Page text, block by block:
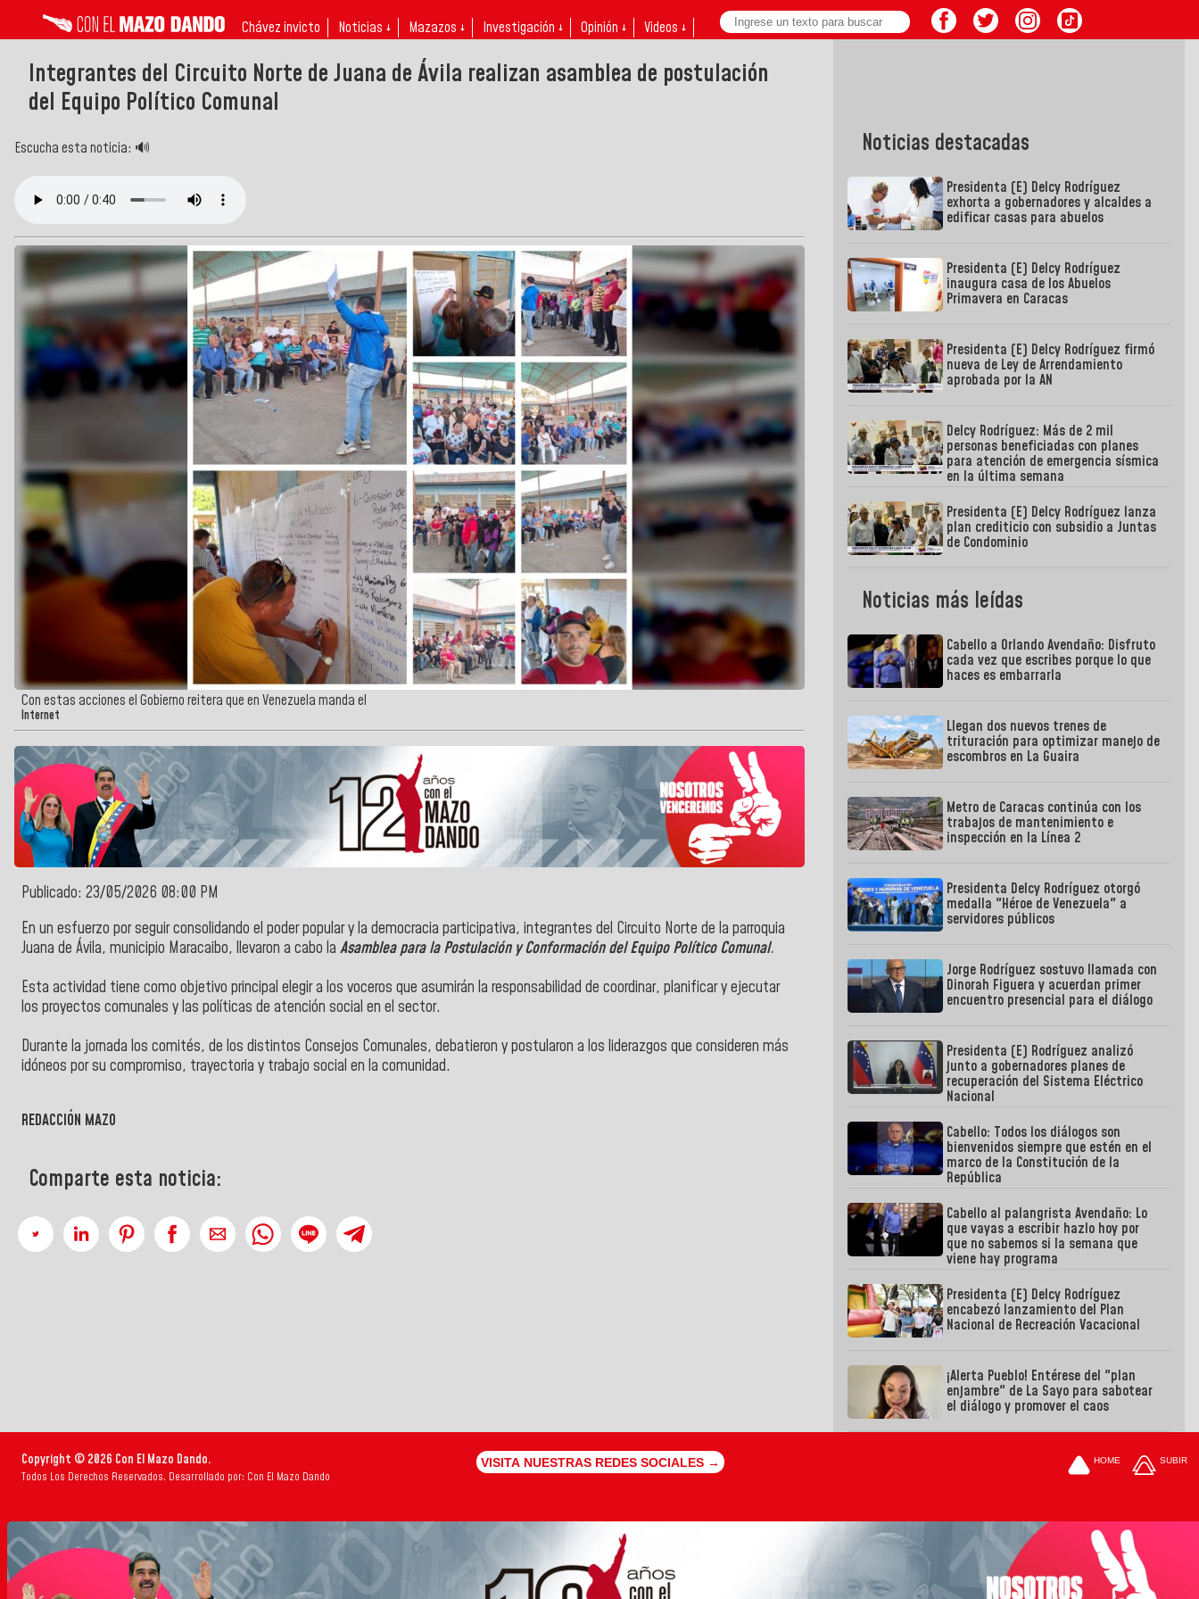
Chávez invicto Noticias ↓ Mazazos ↓ Investigación ↓ Opinión ↓ Videos ↓
Integrantes del Circuito Norte de Juana de Ávila realizan asamblea de postulación
del Equipo Político Comunal
Escucha esta noticia: 🔊
Con estas acciones el Gobierno reitera que en Venezuela manda el
Internet
Publicado: 23/05/2026 08:00 PM
En un esfuerzo por seguir consolidando el poder popular y la democracia participativa, integrantes del Circuito Norte de la parroquia
Juana de Ávila, municipio Maracaibo, llevaron a cabo la Asamblea para la Postulación y Conformación del Equipo Político Comunal.
​Esta actividad tiene como objetivo principal elegir a los voceros que asumirán la responsabilidad de coordinar, planificar y ejecutar
los proyectos comunales y las políticas de atención social en el sector.
​Durante la jornada los comités, de los distintos Consejos Comunales, debatieron y postularon a los liderazgos que consideren más
idóneos por su compromiso, trayectoria y trabajo social en la comunidad.
REDACCIÓN MAZO
Comparte esta noticia:
Noticias destacadas
Presidenta (E) Delcy Rodríguez
exhorta a gobernadores y alcaldes a
edificar casas para abuelos
Presidenta (E) Delcy Rodríguez
inaugura casa de los Abuelos
Primavera en Caracas
Presidenta (E) Delcy Rodríguez firmó
nueva de Ley de Arrendamiento
aprobada por la AN
Delcy Rodríguez: Más de 2 mil
personas beneficiadas con planes
para atención de emergencia sísmica
en la última semana
Presidenta (E) Delcy Rodríguez lanza
plan crediticio con subsidio a Juntas
de Condominio
Noticias más leídas
Cabello a Orlando Avendaño: Disfruto
cada vez que escribes porque lo que
haces es embarrarla
Llegan dos nuevos trenes de
trituración para optimizar manejo de
escombros en La Guaira
Metro de Caracas continúa con los
trabajos de mantenimiento e
inspección en la Línea 2
Presidenta Delcy Rodríguez otorgó
medalla "Héroe de Venezuela" a
servidores públicos
Jorge Rodríguez sostuvo llamada con
Dinorah Figuera y acuerdan primer
encuentro presencial para el diálogo
Presidenta (E) Rodríguez analizó
junto a gobernadores planes de
recuperación del Sistema Eléctrico
Nacional
Cabello: Todos los diálogos son
bienvenidos siempre que estén en el
marco de la Constitución de la
República
Cabello al palangrista Avendaño: Lo
que vayas a escribir hazlo hoy por
que no sabemos si la semana que
viene hay programa
Presidenta (E) Delcy Rodríguez
encabezó lanzamiento del Plan
Nacional de Recreación Vacacional
¡Alerta Pueblo! Entérese del "plan
enjambre" de La Sayo para sabotear
el diálogo y promover el caos
Copyright © 2026 Con El Mazo Dando.
Todos Los Derechos Reservados. Desarrollado por: Con El Mazo Dando
VISITA NUESTRAS REDES SOCIALES → HOME SUBIR